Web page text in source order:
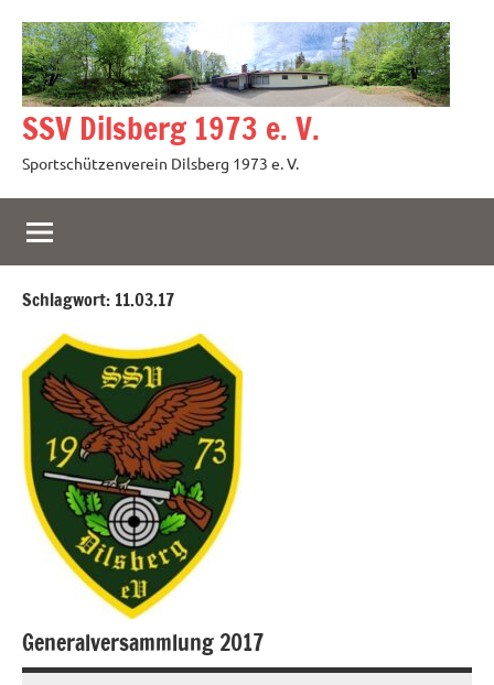
Inhalt
springen
SSV Dilsberg 1973 e. V.
Sportschützenverein Dilsberg 1973 e. V.
Schlagwort: 11.03.17
Generalversammlung 2017